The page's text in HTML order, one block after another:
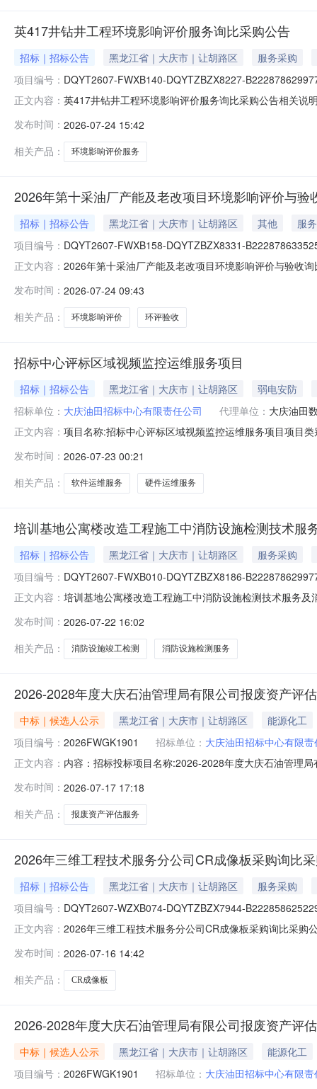
英417井钻井工程环境影响评价服务询比采购公告
招标｜招标公告 黑龙江省｜大庆市｜让胡路区
服务采购
项目编号： DQYT2607-FWXB140-DQYTZBZX8227-
正文内容： 英417井钻井工程环境影响评价服务询比采购公告相关说
表.xls
发布时间： 2026-07-24 15:42
相关产品：
环境影响评价服务
2026年第十采油厂产能及老改项目环境影响评价与验
招标｜招标公告 黑龙江省｜大庆市｜让胡路区 其他
服务
项目编号： DQYT2607-FWXB158-DQYTZBZX8331-
正文内容： 2026年第十采油厂产能及老改项目环境影响评价与验收
1.0.3.20260723公告(邀请函).pdf分项报价表.xls
发布时间： 2026-07-24 09:43
相关产品：
环境影响评价 环评验收
招标中心评标区域视频监控运维服务项目
招标｜招标公告 黑龙江省｜大庆市｜让胡路区
弱电安防
招标单位： 大庆油田招标中心有限责任公司 代理单位： 大庆油田
正文内容： 项目名称:招标中心评标区域视频监控运维服务项目项目
能保存3个月。同时部分评标专家存在私自携带通讯设备
等3项内容的技术服
发布时间： 2026-07-23 00:21
相关产品：
软件运维服务 硬件运维服务
培训基地公寓楼改造工程施工中消防设施检测技术服
招标｜招标公告 黑龙江省｜大庆市｜让胡路区
服务采购
项目编号： DQYT2607-FWXB010-DQYTZBZX8186-
正文内容： 培训基地公寓楼改造工程施工中消防设施检测技术服务
检测技术服务及消防设施竣工检测1.0.3.20260722公告
发布时间： 2026-07-22 16:02
相关产品：
消防设施竣工检测 消防设施检测服务
2026-2028年度大庆石油管理局有限公司报废资产评
中标｜候选人公示 黑龙江省｜大庆市｜让胡路区
能源化工
项目编号： 2026FWGK1901 招标单位： 大庆油田招标中心有限
正文内容： 内容：招标投标项目名称:2026-2028年度大庆石油管理
废资产评估服务1063.6201598.61中联资产评估集团有
发布时间： 2026-07-17 17:18
相关产品：
报废资产评估服务
2026年三维工程技术服务分公司CR成像板采购询比
招标｜招标公告 黑龙江省｜大庆市｜让胡路区
服务采购
项目编号： DQYT2607-WZXB074-DQYTZBZX7944-
正文内容： 2026年三维工程技术服务分公司CR成像板采购询比采购
请函).pdf物资技术.rar
发布时间： 2026-07-16 14:42
相关产品：
CR成像板
2026-2028年度大庆石油管理局有限公司报废资产评
中标｜候选人公示 黑龙江省｜大庆市｜让胡路区
能源化工
项目编号： 2026FWGK1901 招标单位： 大庆油田招标中心有限